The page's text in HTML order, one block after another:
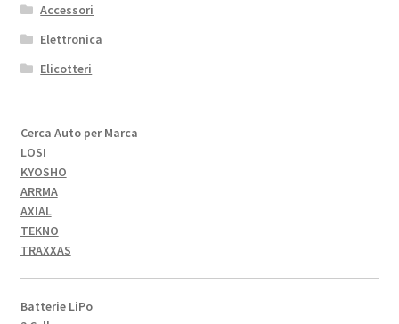
Accessori
Elettronica
Elicotteri
Cerca Auto per Marca
LOSI
KYOSHO
ARRMA
AXIAL
TEKNO
TRAXXAS
Batterie LiPo